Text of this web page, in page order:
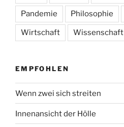
Pandemie Philosophie
Wirtschaft Wissenschaft
EMPFOHLEN
Wenn zwei sich streiten
Innenansicht der Hölle